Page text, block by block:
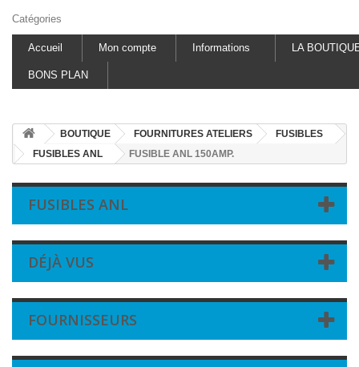
Catégories
Accueil Mon compte Informations LA
BONS PLAN
BOUTIQUE FOURNITURES ATELIERS
FUSIBLES
FUSIBLES ANL
FUSIBLE ANL 150AMP.
FUSIBLES ANL
DÉJÀ VUS
FOURNISSEURS